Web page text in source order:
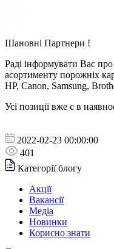
Шановні Партнери !
Раді інформувати Вас
асортименту порожніх
HP, Canon, Samsung,
Усі позиції вже є в
2022-02-23 00:00:00
401
Категорії блогу
Акції
Вакансії
Медіа
Новинки
Корисно знати